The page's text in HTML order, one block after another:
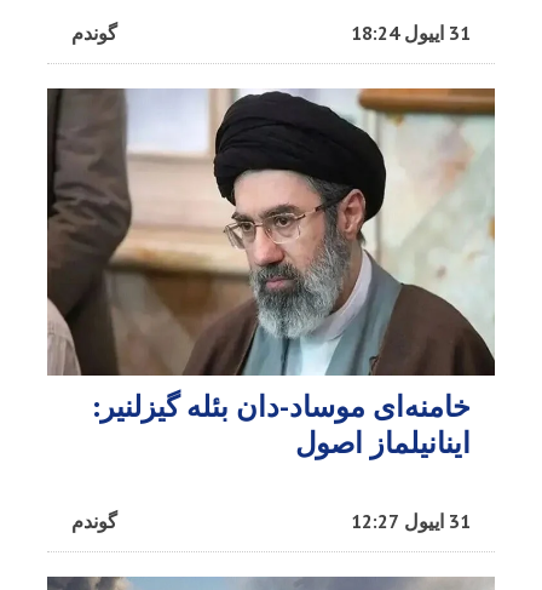
گوندم 31 اییول 18:24
خامنه‌ای موساد-دان بئله گیزلنیر:
اینانیلماز اصول
گوندم 31 اییول 12:27